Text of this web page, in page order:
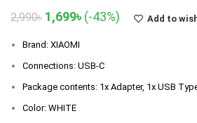
2,990৳ Original
was:
2,990৳.
1,699৳Current
1,699৳.
(-43%) Add to
Brand: XIAOMI
Connections: USB-C
Package contents: 1x Adapter, 1x USB
Color: WHITE